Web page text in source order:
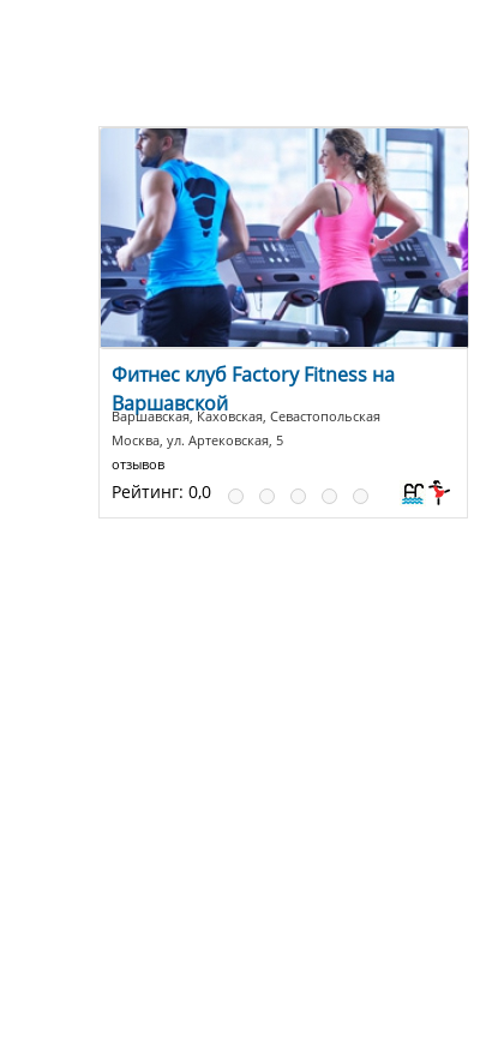
Фитнес клуб Factory Fitness на
Варшавской
Варшавская, Каховская, Севастопольская
Москва, ул. Артековская, 5
отзывов
Рейтинг: 0,0